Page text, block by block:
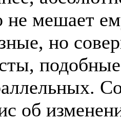
не мешает
но
об